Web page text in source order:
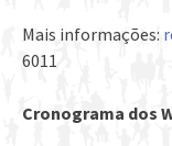
Mais informações:
6011
Cronograma dos